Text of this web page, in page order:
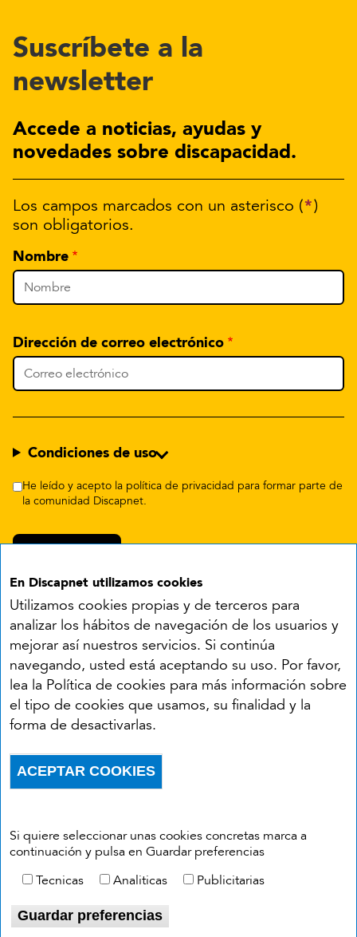
En Discapnet utilizamos cookies
Utilizamos cookies propias y de terceros para
analizar los hábitos de navegación de los usuarios y
mejorar así nuestros servicios. Si continúa
navegando, usted está aceptando su uso. Por favor,
lea la Política de cookies para más información sobre
el tipo de cookies que usamos, su finalidad y la
forma de desactivarlas.
Si quiere seleccionar unas cookies concretas marca a
continuación y pulsa en Guardar preferencias
Tecnicas
Analiticas Publicitarias
Guardar preferencias
ACEPTAR COOKIES
Suscríbete a la
newsletter
Accede a noticias, ayudas y
novedades sobre discapacidad.
Los campos marcados con un asterisco (*)
son obligatorios.
Nombre
Dirección de correo electrónico
Condiciones de uso
He leído y acepto la política de privacidad para formar parte de
la comunidad Discapnet.
Síguenos en:
YouTube
Menú del pie
AccesibilidadAviso legal
Política de privacidad